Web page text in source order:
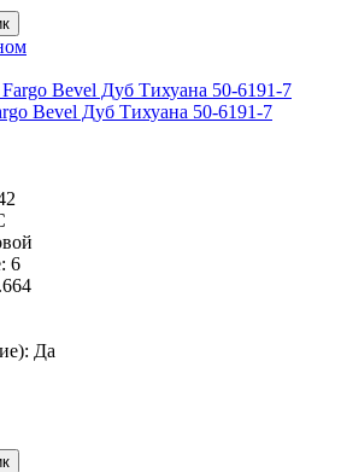
Bevel Дуб Тихуана 50-6191-7
6
Да